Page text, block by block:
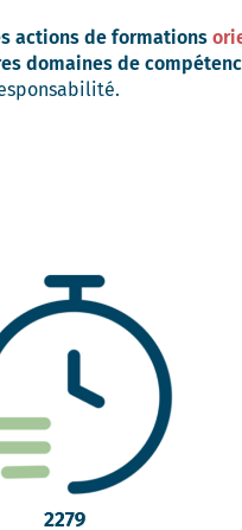
actions de formations
domaines de